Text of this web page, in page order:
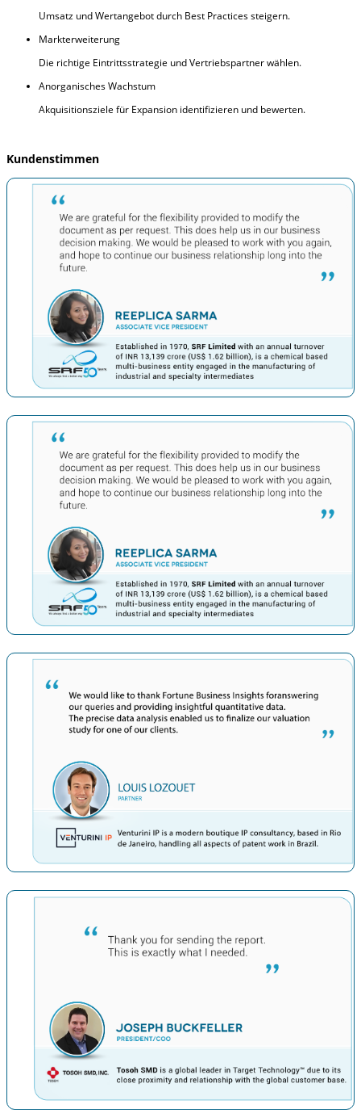
Umsatz und Wertangebot durch Best Practices steigern.
Markterweiterung
Die richtige Eintrittsstrategie und Vertriebspartner wählen.
Anorganisches Wachstum
Akquisitionsziele für Expansion identifizieren und bewerten.
Kundenstimmen